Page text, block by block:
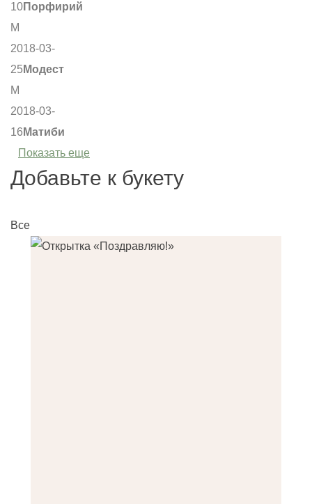
10Порфирий
М
2018-03-
25 Модест
М
2018-03-
16 Матиби
Показать еще
Добавьте к букету
Все